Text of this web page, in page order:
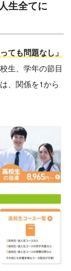
生全てに
ても問題なし」
生、学年の節目
、関係を1から